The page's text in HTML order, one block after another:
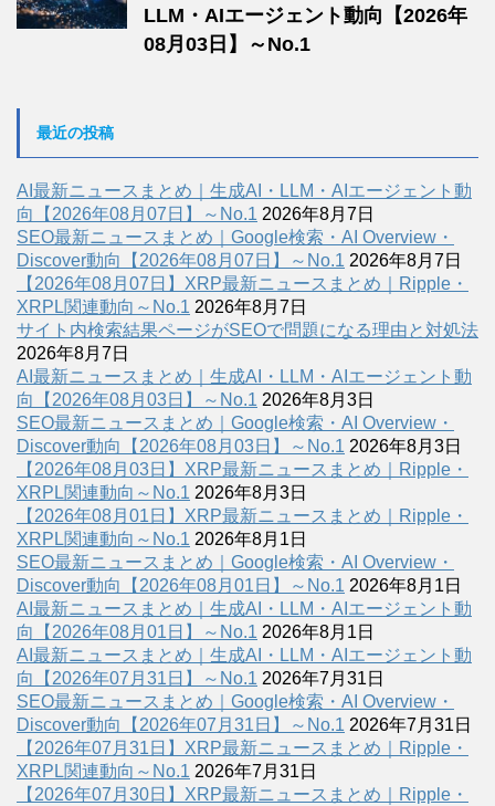
LLM・AIエージェント動向【2026年
08月03日】～No.1
最近の投稿
AI最新ニュースまとめ｜生成AI・LLM・AIエージェント動
向【2026年08月07日】～No.1 2026年8月7日
SEO最新ニュースまとめ｜Google検索・AI Overview・
Discover動向【2026年08月07日】～No.1 2026年8月7日
【2026年08月07日】XRP最新ニュースまとめ｜Ripple・
XRPL関連動向～No.1 2026年8月7日
サイト内検索結果ページがSEOで問題になる理由と対処法
2026年8月7日
AI最新ニュースまとめ｜生成AI・LLM・AIエージェント動
向【2026年08月03日】～No.1 2026年8月3日
SEO最新ニュースまとめ｜Google検索・AI Overview・
Discover動向【2026年08月03日】～No.1 2026年8月3日
【2026年08月03日】XRP最新ニュースまとめ｜Ripple・
XRPL関連動向～No.1 2026年8月3日
【2026年08月01日】XRP最新ニュースまとめ｜Ripple・
XRPL関連動向～No.1 2026年8月1日
SEO最新ニュースまとめ｜Google検索・AI Overview・
Discover動向【2026年08月01日】～No.1 2026年8月1日
AI最新ニュースまとめ｜生成AI・LLM・AIエージェント動
向【2026年08月01日】～No.1 2026年8月1日
AI最新ニュースまとめ｜生成AI・LLM・AIエージェント動
向【2026年07月31日】～No.1 2026年7月31日
SEO最新ニュースまとめ｜Google検索・AI Overview・
Discover動向【2026年07月31日】～No.1 2026年7月31日
【2026年07月31日】XRP最新ニュースまとめ｜Ripple・
XRPL関連動向～No.1 2026年7月31日
【2026年07月30日】XRP最新ニュースまとめ｜Ripple・